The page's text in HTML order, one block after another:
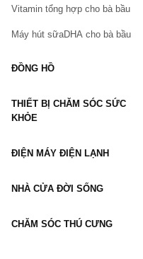
Vấn đề
Vitamin tổng hợp cho bà bầu
Máy hút sữaDHA cho bà bầu
ĐỒNG HỒ
THIẾT BỊ CHĂM SÓC SỨC
KHỎE
ĐIỆN MÁY ĐIỆN LẠNH
NHÀ CỬA ĐỜI SỐNG
CHĂM SÓC THÚ CƯNG